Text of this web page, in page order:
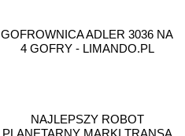
GOFROWNICA ADLER 3036 NA
4 GOFRY - LIMANDO.PL
NAJLEPSZY ROBOT